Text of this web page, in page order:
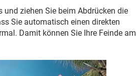
und ziehen Sie beim Abdrücken die
Sie automatisch einen direkten
Damit können Sie Ihre Feinde am